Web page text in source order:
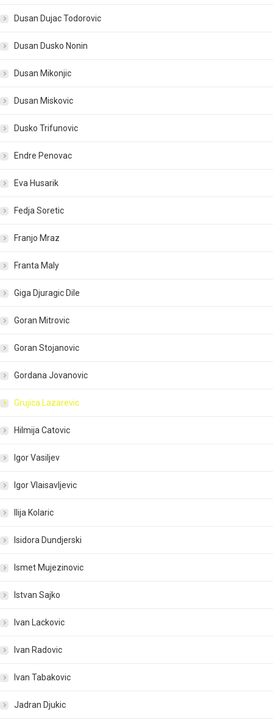
Dusan Dujac Todorovic
Dusan Dusko Nonin
Dusan Mikonjic
Dusan Miskovic
Dusko Trifunovic
Endre Penovac
Eva Husarik
Fedja Soretic
Franjo Mraz
Franta Maly
Giga Djuragic Dile
Goran Mitrovic
Goran Stojanovic
Gordana Jovanovic
Grujica Lazarevic
Hilmija Catovic
Igor Vasiljev
Igor Vlaisavljevic
Ilija Kolaric
Isidora Dundjerski
Ismet Mujezinovic
Istvan Sajko
Ivan Lackovic
Ivan Radovic
Ivan Tabakovic
Jadran Djukic